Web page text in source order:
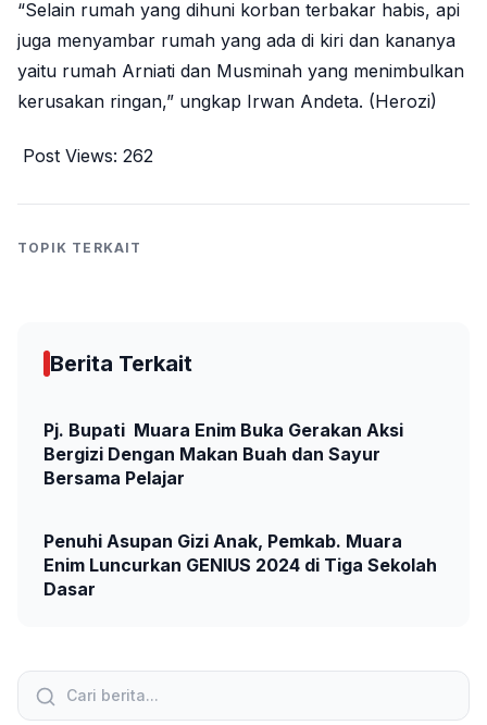
“Selain rumah yang dihuni korban terbakar habis, api
juga menyambar rumah yang ada di kiri dan kananya
yaitu rumah Arniati dan Musminah yang menimbulkan
kerusakan ringan,” ungkap Irwan Andeta. (Herozi)
Post Views: 262
TOPIK TERKAIT
Berita Terkait
Pj. Bupati Muara Enim Buka Gerakan Aksi
Bergizi Dengan Makan Buah dan Sayur
Bersama Pelajar
Penuhi Asupan Gizi Anak, Pemkab. Muara
Enim Luncurkan GENIUS 2024 di Tiga Sekolah
Dasar